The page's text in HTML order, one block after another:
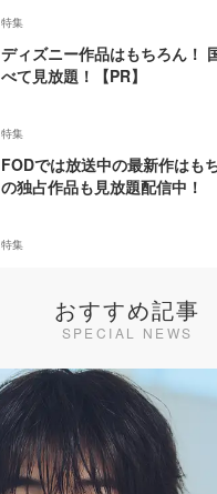
特集
ディズニー作品はもちろん！
べて見放題！【PR】
特集
FODでは放送中の最新作はも
の独占作品も見放題配信中！
特集
おすすめ記事
SPECIAL NEWS